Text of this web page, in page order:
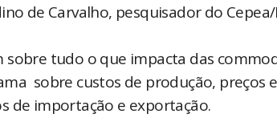
de Carvalho, pesquisador do Cepea/
sobre tudo o que impacta das
sobre custos de produção, preços
de importação e exportação.